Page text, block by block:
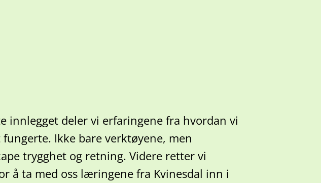
innlegget deler vi erfaringene fra hvordan vi
Ikke bare verktøyene, men
trygghet og retning. Videre retter vi
å ta med oss læringene fra Kvinesdal inn i